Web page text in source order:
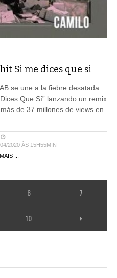
Si me dices que si
se une a la fiebre desatada
Que Sí” lanzando un remix
de 37 millones de views en
2020 ÀS 15H55MIN
...
6 7
10